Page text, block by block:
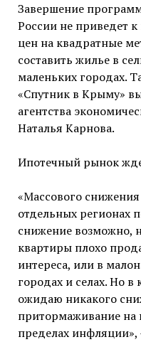
Завершение
России не приведет
цен на квадратные
составить жилье в
маленьких городах.
«Спутник в Крыму»
агентства
Наталья Карнова.
Ипотечный рынок
«Массового
отдельных регионах
снижение возможно,
квартиры плохо
интереса, или в
городах и селах. Но
ожидаю никакого
притормаживание на
пределах инфляции»,